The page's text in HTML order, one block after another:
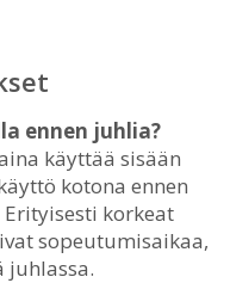
ennen juhlia?
käyttää sisään
kotona ennen
korkeat
sopeutumisaikaa,
juhlassa.